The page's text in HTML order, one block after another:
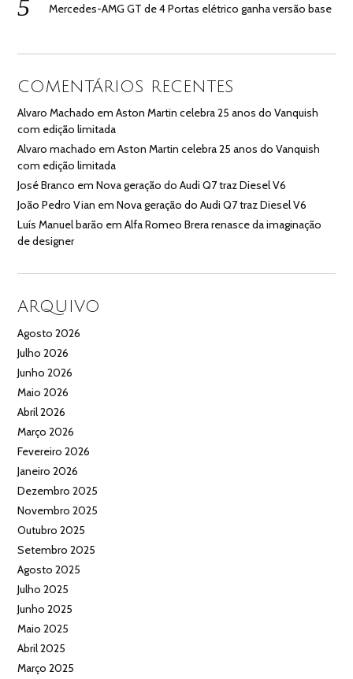
Mercedes-AMG GT de 4 Portas elétrico ganha versão base
COMENTÁRIOS RECENTES
Alvaro Machado emAston Martin celebra 25 anos do Vanquish
com edição limitada
Alvaro machado emAston Martin celebra 25 anos do Vanquish
com edição limitada
José Branco emNova geração do Audi Q7 traz Diesel V6
João Pedro Vian emNova geração do Audi Q7 traz Diesel V6
Luís Manuel barão emAlfa Romeo Brera renasce da imaginação
de designer
ARQUIVO
Agosto 2026
Julho 2026
Junho 2026
Maio 2026
Abril 2026
Março 2026
Fevereiro 2026
Janeiro 2026
Dezembro 2025
Novembro 2025
Outubro 2025
Setembro 2025
Agosto 2025
Julho 2025
Junho 2025
Maio 2025
Abril 2025
Março 2025